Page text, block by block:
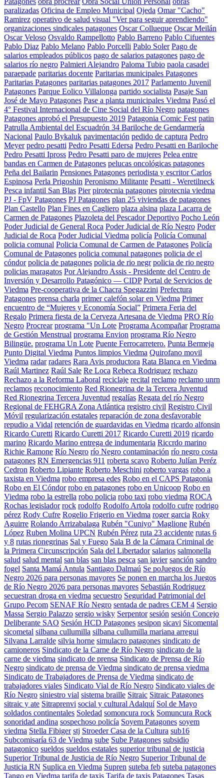
paralizadas Oficina de Empleo Municipal Ojeda Omar "Cacho"
Ramirez operativo de salud visual "Ver para seguir aprendiendo"
organizaciones sindicales patagones Oscar Collueque Oscar Meilán
Oscar Veloso Osvaldo Rampellotto Pablo Barreno Pablo Cifuentes
Pablo Diaz Pablo Melano Pablo Porcelli Pablo Soler Pago de
salarios empleados públicos pago de salarios patagones pago de
salarios río negro Palmieri Alejandro Paloma Tubio paola casadei
paraepade paritarias docente Paritarias municipales Patagones
Paritarias Patagones paritarias patagones 2017 Parlamento Juvenil
Patagones Parque Eolico Villalonga partido socialista Pasaje San
José de Mayo Patagones Pase a planta municipales Viedma Pasó el
4° Festival Internacional de Cine Social del Río Negro patagones
Patagones aprobó el Presupuesto 2019 Patagonia Comic Fest patin
Patrulla Ambiental del Escuadrón 34 Bariloche de Gendarmería
Nacional Paulo Bykaluk pavimentación pedido de captura Pedro
Meyer pedro pesatti Pedro Pesatti Edersa Pedro Pesatti en Bariloche
Pedro Pesatti Ipross Pedro Pesatti paro de mujeres Pelea entre
bandas en Carmen de Patagones pelucas oncológicas patagones
Peña del Bailarin Pensiones Patagones periodista y escritor Carlos
Espinosa Perla Prigoshin Peronismo Militante Pesatti - Weretilneck
Pesca infantil San Blas Pier pirotecnia patagones pirotecnia viedma
PJ - FpV Patagones PJ Patagones plan 25 viviendas de patagones
Plan Castello Plan Fines en Cagliero plaza alsina plaza Lacarra de
Carmen de Patagones Plazoleta del Pescador Deportivo Pocho León
Poder Judicial de General Roca Poder Judicial de Río Negro Poder
Judicial de Roca Poder Judicial Viedma policía Policía Comunal
policia comunal Policia Comunal de Carmen de Patagones Policía
Comunal de Patagones policia comunal patagones policia de el
cóndor policia de patagones policia de rio negr policia de rio negro
policias maragatos Por Alejandro Assis - Presidente del Centro de
Inversión y Desarrollo Patagónico — CIDP Portal de Servicios de
Viedma Pre-cooperativa de la Chacra Spegazzini Prefectura
Patagones prensa charla primer calefón solar en Viedma Primer
encuentro de “Mujeres y Economía Social” Primera Feria del
Regalo Primera fiesta de la Cerveza Artesana de Viedma PRO Río
Negro Procrear programa "Un Lote Programa Acompañar Programa
de Gestión Menstrual programa Envion programa Río Negro
Bilingüe. programa Un Lote Puente Ferrocarretero. Punta Bermeja
Punto Digital Viedma Puntos limpios Viedma Quirofano movil
Viedma radar radares Rara Avis productora Rata Blanca en Viedma
Raúl Martinez Raúl Sale Re Loca Rebeca Rodriguez rechazo
Rechazo a la Reforma Laboral reciclaje recital reclamo reclamo unrn
reclamos reconocimiento Red Rionegrina de la Tercera Juventud
Red Rionegrina Tercera Juventud regalías Regata del río Negro
Regional de FEHGRA Zona Atlántica registro civil Registro Civil
Móvil regularización estatales reparación de zona desfavorable
repudio a Vidal retención de guardavidas en Viedma ricardo alfonsin
Ricardo Curetti Ricardo Curetti 2017 Ricardo Curetti 2019 ricardo
marino Ricardo Marino entrega de indumentaria Riccrdo marino
Richie Ramone Río Negro río Negro contaminación río negro costa
patagones RN Emergencias 911 roberta scavo Roberto Julían Peréz
Cedron Roberto Lipiante Roberto Meschini roberto vargas robo a
taxista en Viedma robo empresa edes Robo en el CAPS Patagonia
Robo en El Cóndor robo en patagones robo en Unicoop Robo en
Viedma robo la estrella robo policia robo taxi robo viedma ROCA
Rochas legislador rock rodolfo Rodolfo Artola rodolfo cufre rodrigo
pérez Rody Cufre Rogelio Frigerio en Viedma roger garcia Roky
Aguirre Rolando Arrizabalaga Rubén "Cuniyo" Maglione Rubén
López Ruben Molina UPCN Rubén Pérez ruta 23 accidente rutas 6
y 8 rutas rionegrinas Sal y Fuego Sala B de la Cámara Criminal de
la Primera Circunscripción Sala del Libertador salarios salmonella
salud salud mental san blas san blas pesca san javier sanción sandro
fogel Santa Mamá Antula Santiago Dalmaú Se poJuegos de Río
Negro 2026 para personas mayores Se ponen en marcha los Juegos
de Río Negro 2026 para personas mayores Sebastián Rodriguez
secuestran droga en viedma secuestro Seguridad Patrimonial del
Grupo Pecom SENAF Río Negro sentada de padres CEM 4 Sergio
Massa Sergio Palazzo sergio wisky Serpentor sesión sesión Concejo
Deliberante SAO Sesión HCD Patagones sesipon sicavi Sicomental
sicometal silbana cullumilla silbana cullumilla mariana arregui
Silvana Larralde silvia horne simulacro patagones sindicato de
camioneros Sindicato de la Carne de Río Negro sindicato de la
carne de viedma sindicato de prensa Sindicato de Prensa de Río
Negro sindicato de prensa de Viedma sindicato de prensa viedma
Sindicato de Trabajadores de Prensa de Viedma sindicato de
trabajadores viales Sindicato Vial de Río Negro Sindicato viales de
Río Negro siniestro vial sistema braille Sitraic Sitraic Patagones
sitraic y ate Sitraprenvi social y cultural Adalquí Sol de Mayo
soldados continentales Soledad somoncura rock Somuncura Rock
sonoridad andina sospechoso policía Soyem Patagones soyem
viedma Stella Fibiger stj Stroeder Casa de la Cultura sub16
Subcomisaría 63 de Viedma sube Sube Patagones subsidio
patagonico sueldos sueldos estatales superior tribunal de justicia
Superior Tribunal de Justicia de Río Negro Superior Tribunal de
Justicia RN Suplica en Viedma Supren suteba feb suteba patagones
Tango en Viedma tarifa de taxis Tarifa de taxis Patagones Tasas